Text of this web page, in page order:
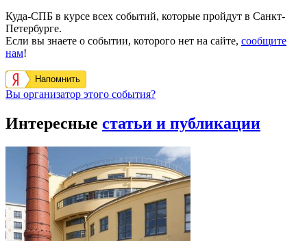
Куда-СПБ в курсе всех событий, которые пройдут в Санкт-
Петербурге.
Если вы знаете о событии, которого нет на сайте, сообщите
нам!
Напомнить
Вы организатор этого события?
Интересные статьи и публикации